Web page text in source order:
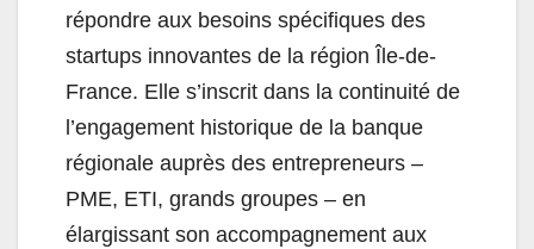
répondre aux besoins spécifiques des
startups innovantes de la région Île-de-
France. Elle s’inscrit dans la continuité de
l’engagement historique de la banque
régionale auprès des entrepreneurs –
PME, ETI, grands groupes – en
élargissant son accompagnement aux